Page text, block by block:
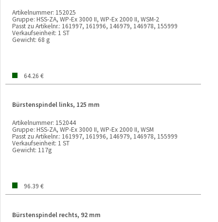
Artikelnummer: 152025
Gruppe: HSS-ZA, WP-Ex 3000 II, WP-Ex 2000 II, WSM-2
Passt zu Artikelnr.: 161997, 161996, 146979, 146978, 155999
Verkaufseinheit: 1 ST
Gewicht: 68 g
64.26 €
Bürstenspindel links, 125 mm
Artikelnummer: 152044
Gruppe: HSS-ZA, WP-Ex 3000 II, WP-Ex 2000 II, WSM
Passt zu Artikelnr.: 161997, 161996, 146979, 146978, 155999
Verkaufseinheit: 1 ST
Gewicht: 117g
96.39 €
Bürstenspindel rechts, 92 mm